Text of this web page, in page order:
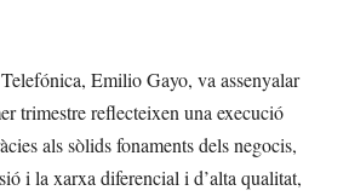
Emilio Gayo, va assenyalar
trimestre reflecteixen una execució
als sòlids fonaments dels negocis,
i la xarxa diferencial i d’alta qualitat,